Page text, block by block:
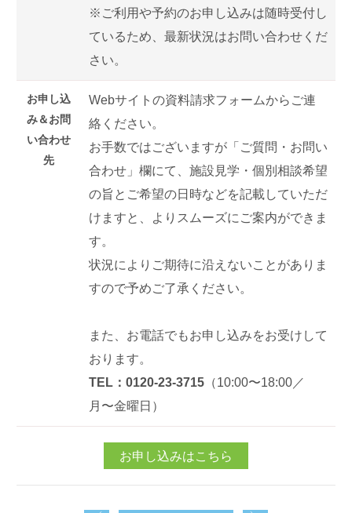
※ご利用や予約のお申し込みは随時受付し
ているため、最新状況はお問い合わせくだ
さい。
お申し込
み＆お問
い合わせ
先
Webサイトの資料請求フォームからご連
絡ください。
お手数ではございますが「ご質問・お問い
合わせ」欄にて、施設見学・個別相談希望
の旨とご希望の日時などを記載していただ
けますと、よりスムーズにご案内ができま
す。
状況によりご期待に沿えないことがありま
すので予めご了承ください。
また、お電話でもお申し込みをお受けして
おります。
TEL：0120-23-3715 （10:00〜18:00／
月〜金曜日）
お申し込みはこちら